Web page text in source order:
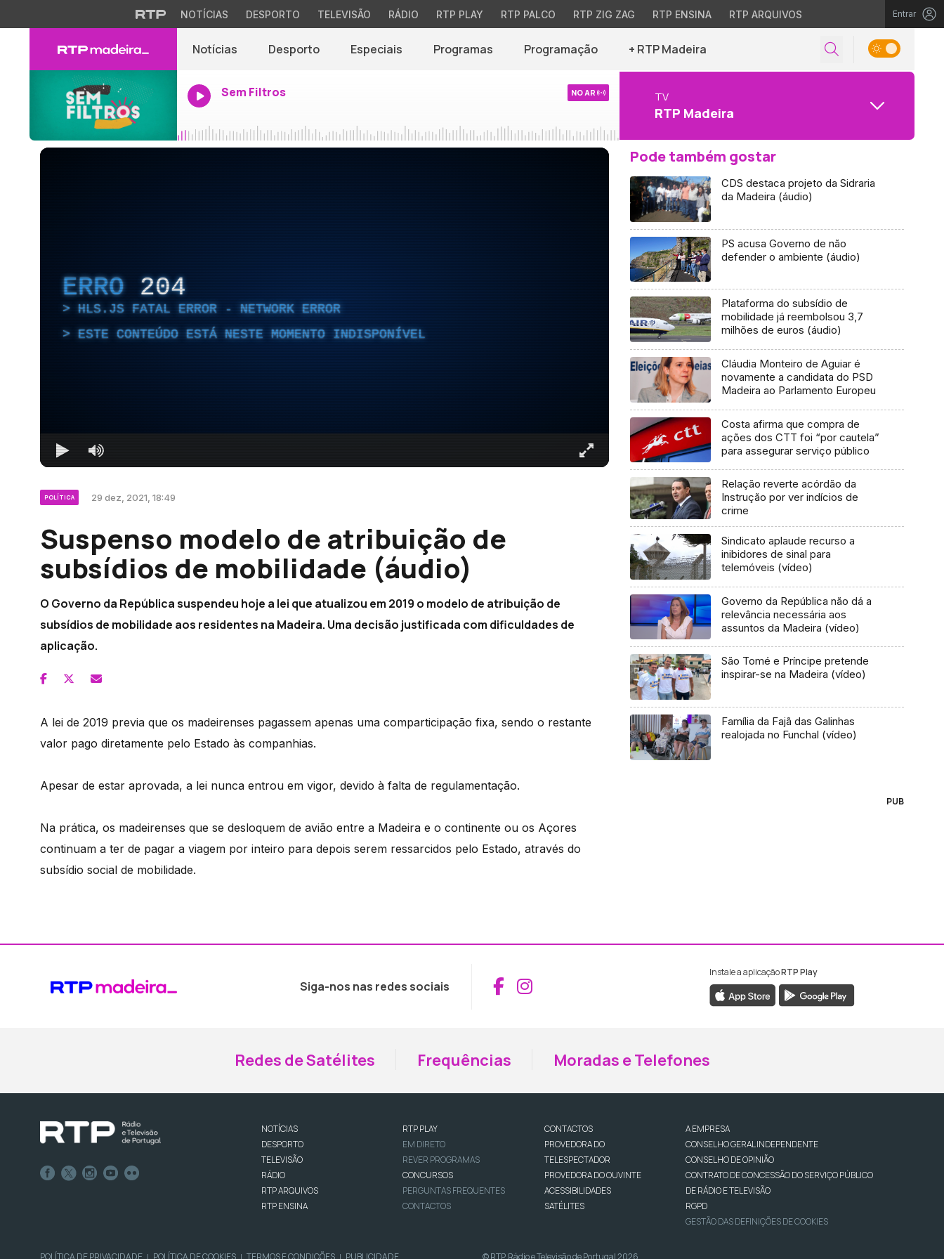
NOTÍCIAS DESPORTO TELEVISÃO RÁDIO RTP PLAY RTP PALCO RTP ZIG ZAG RTP ENSINA RTP ARQUIVOS Entrar
Notícias Desporto Especiais Programas Programação + RTP Madeira
Sem Filtros NO AR TV
RTP Madeira
ERRO 204
HLS.JS FATAL ERROR - NETWORK ERROR
ESTE CONTEÚDO ESTÁ NESTE MOMENTO INDISPONÍVEL
POLÍTICA 29 dez, 2021, 18:49
Suspenso modelo de atribuição de
subsídios de mobilidade (áudio)
O Governo da República suspendeu hoje a lei que atualizou em 2019 o modelo de atribuição de
subsídios de mobilidade aos residentes na Madeira. Uma decisão justificada com dificuldades de
aplicação.
A lei de 2019 previa que os madeirenses pagassem apenas uma comparticipação fixa, sendo o restante
valor pago diretamente pelo Estado às companhias.
Apesar de estar aprovada, a lei nunca entrou em vigor, devido à falta de regulamentação.
Na prática, os madeirenses que se desloquem de avião entre a Madeira e o continente ou os Açores
continuam a ter de pagar a viagem por inteiro para depois serem ressarcidos pelo Estado, através do
subsídio social de mobilidade.
Pode também gostar
CDS destaca projeto da Sidraria
da Madeira (áudio)
PS acusa Governo de não
defender o ambiente (áudio)
Plataforma do subsídio de
mobilidade já reembolsou 3,7
milhões de euros (áudio)
Cláudia Monteiro de Aguiar é
novamente a candidata do PSD
Madeira ao Parlamento Europeu
Costa afirma que compra de
ações dos CTT foi “por cautela”
para assegurar serviço público
Relação reverte acórdão da
Instrução por ver indícios de
crime
Sindicato aplaude recurso a
inibidores de sinal para
telemóveis (vídeo)
Governo da República não dá a
relevância necessária aos
assuntos da Madeira (vídeo)
São Tomé e Príncipe pretende
inspirar-se na Madeira (vídeo)
Família da Fajã das Galinhas
realojada no Funchal (vídeo)
PUB
Siga-nos nas redes sociais Aceder ao Facebook da RTP Madeira
Aceder ao Instagram da RTP Madeira
Instale a aplicaçãoRTP Play
Redes de Satélites Frequências Moradas e Telefones
NOTÍCIAS
DESPORTO
TELEVISÃO
RÁDIO
RTP ARQUIVOS
RTP ENSINA
RTP PLAY
EM DIRETO
REVER PROGRAMAS
CONCURSOS
PERGUNTAS FREQUENTES
CONTACTOS
CONTACTOS
PROVEDORA DO
TELESPECTADOR
PROVEDORA DO OUVINTE
ACESSIBILIDADES
SATÉLITES
A EMPRESA
CONSELHO GERAL INDEPENDENTE
CONSELHO DE OPINIÃO
CONTRATO DE CONCESSÃO DO SERVIÇO PÚBLICO
DE RÁDIO E TELEVISÃO
RGPD
GESTÃO DAS DEFINIÇÕES DE COOKIES
POLÍTICA DE PRIVACIDADE | POLÍTICA DE COOKIES | TERMOS E CONDIÇÕES | PUBLICIDADE © RTP, Rádio e Televisão de Portugal 2026